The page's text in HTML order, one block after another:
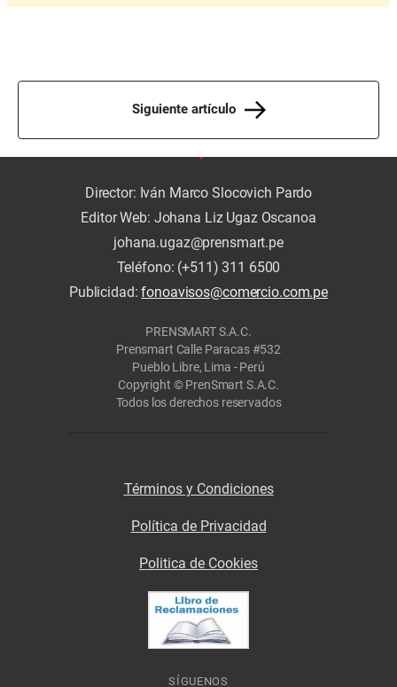
Siguiente artículo
Director: Iván Marco Slocovich Pardo
Editor Web: Johana Liz Ugaz Oscanoa
johana.ugaz@prensmart.pe
Teléfono: (+511) 311 6500
Publicidad:fonoavisos@comercio.com.pe
PRENSMART S.A.C.
Prensmart Calle Paracas #532
Pueblo Libre, Lima - Perú
Copyright © PrenSmart S.A.C.
Todos los derechos reservados
Términos y Condiciones
Política de Privacidad
Politica de Cookies
SÍGUENOS